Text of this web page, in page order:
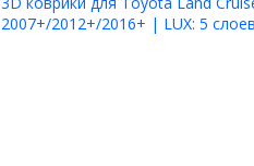
2007+/2012+/2016+ | LUX: 5 слоев